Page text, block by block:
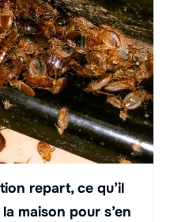
repart, ce qu’il
maison pour s’en